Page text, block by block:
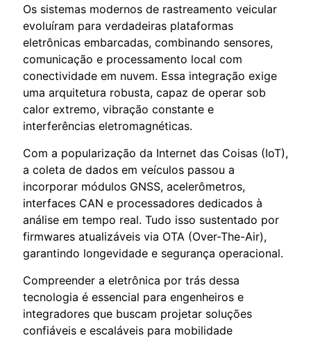
Os sistemas modernos de rastreamento veicular
evoluíram para verdadeiras plataformas
eletrônicas embarcadas, combinando sensores,
comunicação e processamento local com
conectividade em nuvem. Essa integração exige
uma arquitetura robusta, capaz de operar sob
calor extremo, vibração constante e
interferências eletromagnéticas.
Com a popularização da Internet das Coisas (IoT),
a coleta de dados em veículos passou a
incorporar módulos GNSS, acelerômetros,
interfaces CAN e processadores dedicados à
análise em tempo real. Tudo isso sustentado por
firmwares atualizáveis via OTA (Over-The-Air),
garantindo longevidade e segurança operacional.
Compreender a eletrônica por trás dessa
tecnologia é essencial para engenheiros e
integradores que buscam projetar soluções
confiáveis e escaláveis para mobilidade